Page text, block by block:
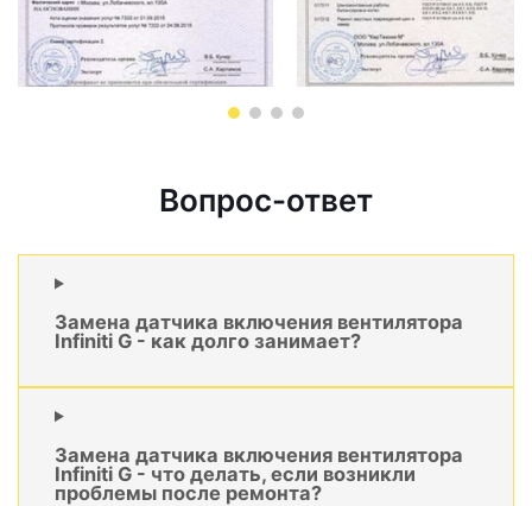
Вопрос-ответ
Замена датчика включения вентилятора
Infiniti G - как долго занимает?
Замена датчика включения вентилятора
Infiniti G - что делать, если возникли
проблемы после ремонта?